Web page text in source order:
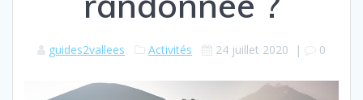
guides2vallees Activités 24 juillet 2020 | 0